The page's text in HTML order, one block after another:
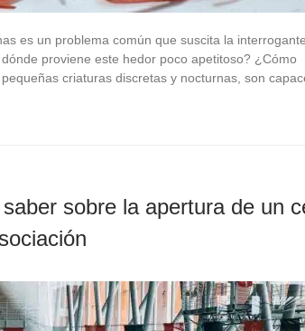
es un problema común que suscita la
proviene este hedor poco apetitoso? ¿Cómo
criaturas discretas y nocturnas, son
sobre la apertura de un